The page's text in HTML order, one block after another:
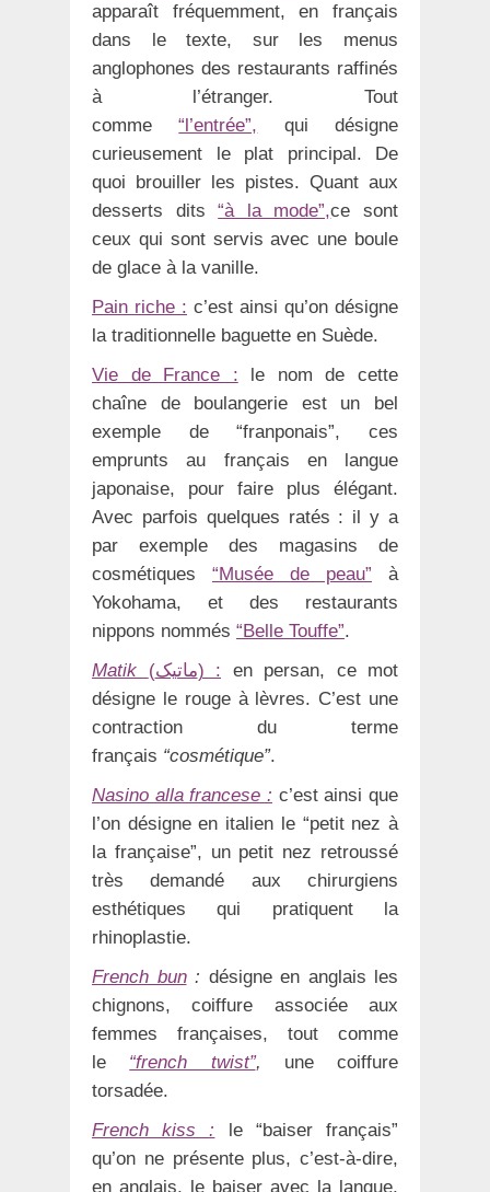
apparaît fréquemment, en français
dans le texte, sur les menus
anglophones des restaurants raffinés
à l’étranger. Tout
comme“l’entrée”, qui désigne
curieusement le plat principal. De
quoi brouiller les pistes. Quant aux
desserts dits“à la mode”,ce sont
ceux qui sont servis avec une boule
de glace à la vanille.
Pain riche : c’est ainsi qu’on désigne
la traditionnelle baguette en Suède.
Vie de France : le nom de cette
chaîne de boulangerie est un bel
exemple de “franponais”, ces
emprunts au français en langue
japonaise, pour faire plus élégant.
Avec parfois quelques ratés : il y a
par exemple des magasins de
cosmétiques “Musée de peau” à
Yokohama, et des restaurants
nippons nommés “Belle Touffe”.
Matik
(ماتیک) : en persan, ce mot
désigne le rouge à lèvres. C’est une
contraction du terme
français “cosmétique”.
Nasino alla francese : c’est ainsi que
l’on désigne en italien le “petit nez à
la française”, un petit nez retroussé
très demandé aux chirurgiens
esthétiques qui pratiquent la
rhinoplastie.
French bun: désigne en anglais les
chignons, coiffure associée aux
femmes françaises, tout comme
le “french twist”, une coiffure
torsadée.
French kiss :
le “baiser français”
qu’on ne présente plus, c’est-à-dire,
en anglais, le baiser avec la langue,